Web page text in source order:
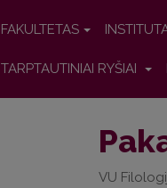
FAKULTETAS
TARPTAUTINIAI RYŠIAI
VU